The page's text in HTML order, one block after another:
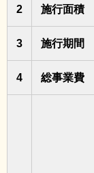
2 施行面積
3 施行期間
4 総事業費